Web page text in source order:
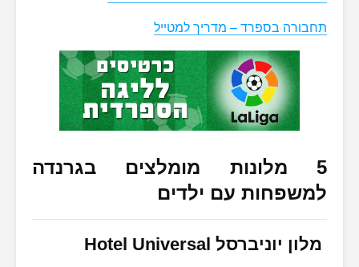
תחבורה בספרד – מדריך למטייל
5 מלונות מומלצים בגרנדה
למשפחות עם ילדים
מלון יוניברסל Hotel Universal